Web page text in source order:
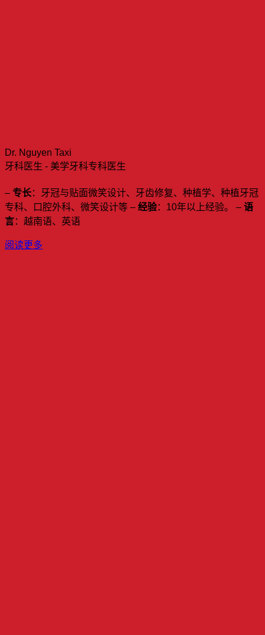
Dr. Nguyen Taxi
牙科医生 - 美学牙科专科医生
– 专长：牙冠与贴面微笑设计、牙齿修复、种植学、种植牙冠
专科、口腔外科、微笑设计等 – 经验：10年以上经验。 – 语
言：越南语、英语
阅读更多